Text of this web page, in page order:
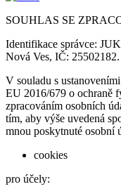
SOUHLAS SE
Identifikace správce:
Nová Ves, IČ: 25502182.
V souladu s
EU 2016/679 o ochraně
zpracováním osobních
tím, aby výše uvedená
mnou poskytnuté osobní
cookies
pro účely: